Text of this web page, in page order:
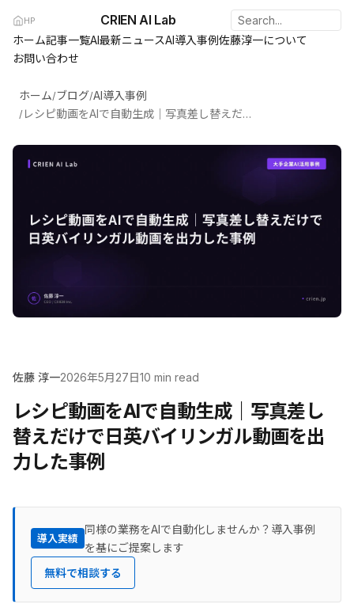
HP CRIEN AI Lab
ホーム記事一覧AI最新ニュースAI導入事例佐藤淳一について
お問い合わせ
ホーム/ブログ/AI導入事例
/ レシピ動画をAIで自動生成｜写真差し替えだけで日英バイリンガル動画を出力した事例
佐藤 淳一2026年5月27日10 min read
レシピ動画をAIで自動生成｜写真差し
替えだけで日英バイリンガル動画を出
力した事例
導入実績
同様の業務をAIで自動化しませんか？導入事例
を基にご提案します
無料で相談する